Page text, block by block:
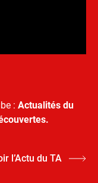
: Actualités du
l’Actu du TA